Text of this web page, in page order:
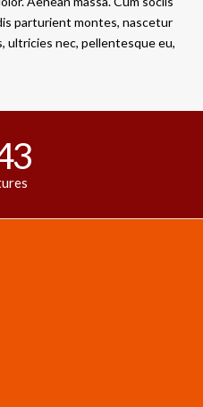
parturient montes, nascetur
ultricies nec, pellentesque eu,